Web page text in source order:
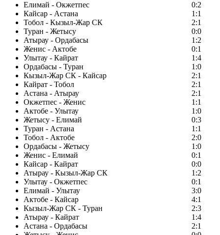
Елимай - Окжетпес
0:2
Кайсар - Астана
1:1
Тобол - Кызыл-Жар СК
2:1
Туран - Жетысу
0:0
Атырау - Ордабасы
1:2
Женис - Актобе
0:1
Улытау - Кайрат
1:4
Ордабасы - Туран
1:0
Кызыл-Жар СК - Кайсар
2:1
Кайрат - Тобол
2:1
Астана - Атырау
2:1
Окжетпес - Женис
1:1
Актобе - Улытау
1:0
Жетысу - Елимай
0:3
Туран - Астана
1:1
Тобол - Актобе
2:0
Ордабасы - Жетысу
1:0
Женис - Елимай
0:1
Кайсар - Кайрат
0:0
Атырау - Кызыл-Жар СК
1:2
Улытау - Окжетпес
0:1
Елимай - Улытау
3:0
Актобе - Кайсар
4:1
Кызыл-Жар СК - Туран
2:3
Атырау - Кайрат
1:4
Астана - Ордабасы
2:1